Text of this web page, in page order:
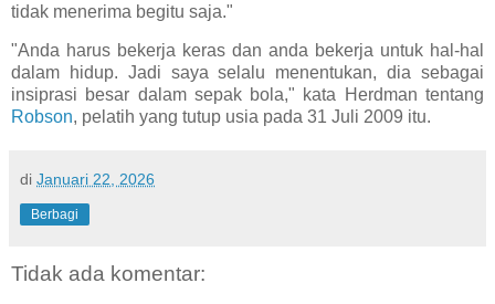
tidak menerima begitu saja."
"Anda harus bekerja keras dan anda bekerja untuk hal-hal
dalam hidup. Jadi saya selalu menentukan, dia sebagai
insiprasi besar dalam sepak bola," kata Herdman tentang
Robson, pelatih yang tutup usia pada 31 Juli 2009 itu.
di Januari 22, 2026
Berbagi
Tidak ada komentar: